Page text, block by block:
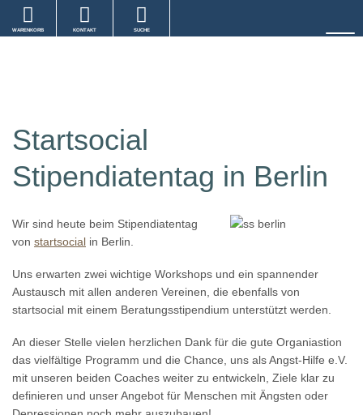
WARENKORB KONTAKT SUCHE
Startsocial
Stipendiatentag in Berlin
Wir sind heute beim Stipendiatentag
von startsocial in Berlin.
Uns erwarten zwei wichtige Workshops und ein spannender
Austausch mit allen anderen Vereinen, die ebenfalls von
startsocial mit einem Beratungsstipendium unterstützt werden.
An dieser Stelle vielen herzlichen Dank für die gute Organiastion
das vielfältige Programm und die Chance, uns als Angst-Hilfe e.V.
mit unseren beiden Coaches weiter zu entwickeln, Ziele klar zu
definieren und unser Angebot für Menschen mit Ängsten oder